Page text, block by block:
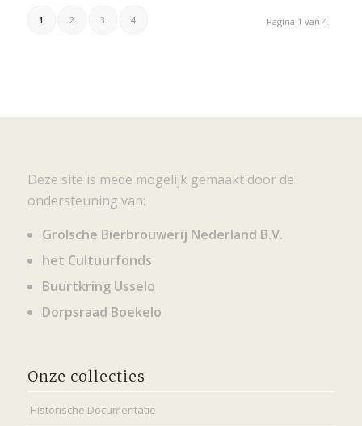
Pagina 1 van 4
1 2 3 4
Deze site is mede mogelijk gemaakt door de
ondersteuning van:
Grolsche Bierbrouwerij Nederland B.V.
het Cultuurfonds
Buurtkring Usselo
Dorpsraad Boekelo
Onze collecties
Historische Documentatie